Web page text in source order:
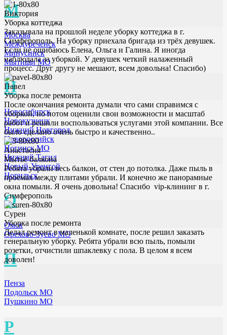
М
Москва
Междуреченск
Минусинск
Мытищи МО
Н
Новосибирск
Новокузнецк
Нижний Новгород
Новороссийск
Ногинск МО
Нижний Тагил
Новый-Уренгой
Норильск
О
Омск
Орехово-Зуево МО
П
Пенза
Подольск МО
Пушкино МО
Р
Виктория
Уборка коттеджа
Заказывала на прошлой неделе уборку коттеджа в г.
Симферополь. На уборку приехала бригада из трёх девушек.
Если не ошибаюсь Елена, Ольга и Галина. Я иногда
наблюдала за уборкой. У девушек четкий налаженный
процесс. Друг другу не мешают, всем довольна! Спасибо)
Павел
Уборка после ремонта
После окончания ремонта думали что сами справимся с
уборкой, но потом оценили свои возможности и масштаб
работ и решили воспользоваться услугами этой компании. Все
было сделано очень быстро и качественно..
Анастасия
Мытьё балкона
Ребята убрали весь балкон, от стен до потолка. Даже пыль в
проемах между плитами убрали. И конечно же панорамные
окна помыли. Я очень довольна! Спасибо vip-клининг в г.
Симферополь
Сурен
Уборка после ремонта
Делал ремонт в маленькой комнате, после решил заказать
генеральную уборку. Ребята убрали всю пыль, помыли
розетки, отчистили шпаклевку с пола. В целом я всем
доволен!